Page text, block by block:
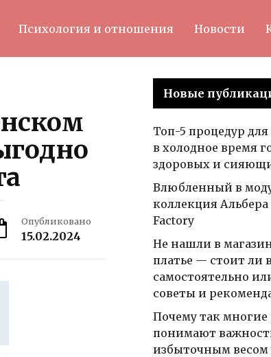
Психология и отношения Новости
Опубликовано
15.02.2024
Новые
Топ-5 процедур
в холодное время
здоровых и
Влюбленный в
коллекция Альбера
Factory
Не нашли в
платье — стоит ли
самостоятельно
советы и
Почему так многие
понимают
избыточным весом